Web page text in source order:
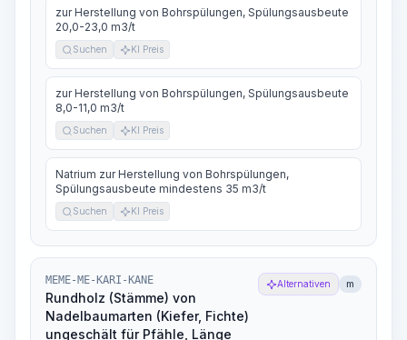
zur Herstellung von Bohrspülungen, Spülungsausbeute
20,0-23,0 m3/t
Suchen KI Preis
zur Herstellung von Bohrspülungen, Spülungsausbeute
8,0-11,0 m3/t
Suchen KI Preis
Natrium zur Herstellung von Bohrspülungen,
Spülungsausbeute mindestens 35 m3/t
Suchen KI Preis
MEME-ME-KARI-KANE
Rundholz (Stämme) von
Nadelbaumarten (Kiefer, Fichte)
ungeschält für Pfähle, Länge
Alternativen m